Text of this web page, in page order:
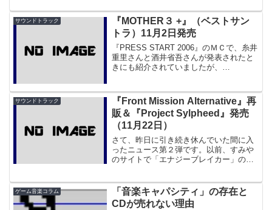
Ｃシリーズ（今勝手に名前つけた）最終
作である『エナジーブレ...
サウンドトラック
『MOTHER３ +』（ベストサン
トラ）11月2日発売
『PRESS START 2006』のＭＣで、糸井
重里さんと酒井省吾さんが発表されたと
きにも紹介されていましたが、
なります。■ほぼ日刊イトイ新聞
MOTHER...
サウンドトラック
『Front Mission Alternative』再
販＆『Project Sylpheed』発売
（11月22日）
さて、昨日に引き続き休んでいた間に入
ったニュース第２弾です。以前、すみや
のサイトで「エナジーブレイカー」の情
ていたようなのですが、それが新作なの
か、それとも旧作再販なの...
ゲーム音楽コラム
「音楽キャパシティ」の存在と
CDが売れない理由